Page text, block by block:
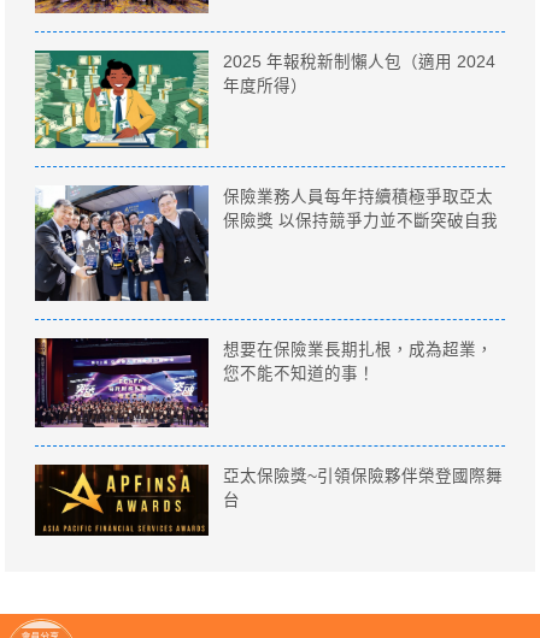
2025 年報稅新制懶人包（適用 2024
年度所得）
保險業務人員每年持續積極爭取亞太
保險獎 以保持競爭力並不斷突破自我
想要在保險業長期扎根，成為超業，
您不能不知道的事！
亞太保險獎~引領保險夥伴榮登國際舞
台